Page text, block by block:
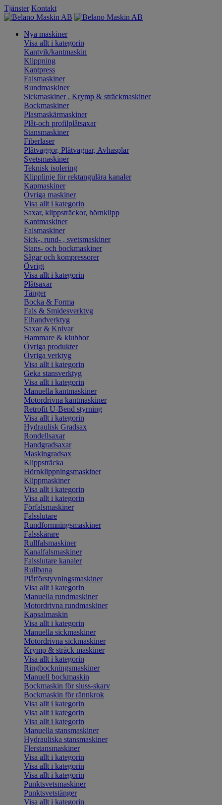
Tjänster Kontakt
Nya maskiner
Visa allt i kategorin
Kantvik/kantmaskin
Klippning
Kantpress
Falsmaskiner
Rundmaskiner
Sickmaskiner , Krymp & sträckmaskiner
Bockmaskiner
Plasmaskärmaskiner
Plåt-och profilplåtsaxar
Stansmaskiner
Fiberlaser
Plåtvaggor, Plåtvagnar, Avhasplar
Svetsmaskiner
Teknisk isolering
Klipplinje för rektangulära kanaler
Kapmaskiner
Övriga maskiner
Visa allt i kategorin
Saxar, klippsträckor, hörnklipp
Kantmaskiner
Falsmaskiner
Sick-, rund- , svetsmaskiner
Stans- och bockmaskiner
Sågar och kompressorer
Övrigt
Visa allt i kategorin
Plåtsaxar
Tänger
Bocka & Forma
Fals & Smidesverktyg
Elhandverktyg
Saxar & Knivar
Hammare & klubbor
Övriga produkter
Övriga verktyg
Visa allt i kategorin
Geka stansverktyg
Visa allt i kategorin
Manuella kantmaskiner
Motordrivna kantmaskiner
Retrofit U-Bend styrning
Visa allt i kategorin
Hydraulisk Gradsax
Rondellsaxar
Handgradsaxar
Maskingradsax
Klippsträcka
Hörnklippningsmaskiner
Klippmaskiner
Visa allt i kategorin
Visa allt i kategorin
Förfalsmaskiner
Falsslutare
Rundformningsmaskiner
Falsskärare
Rullfalsmaskiner
Kanalfalsmaskiner
Falsslutare kanaler
Rullbana
Plåtförstyvningsmaskiner
Visa allt i kategorin
Manuella rundmaskiner
Motordrivna rundmaskiner
Kapsalmaskin
Visa allt i kategorin
Manuella sickmaskiner
Motordrivna sickmaskiner
Krymp & sträck maskiner
Visa allt i kategorin
Ringbockningsmaskiner
Manuell bockmaskin
Bockmaskin för sluss-skarv
Bockmaskin för rännkrok
Visa allt i kategorin
Visa allt i kategorin
Visa allt i kategorin
Manuella stansmaskiner
Hydrauliska stansmaskiner
Flerstansmaskiner
Visa allt i kategorin
Visa allt i kategorin
Visa allt i kategorin
Punktsvetsmaskiner
Punktsvetstänger
Visa allt i kategorin